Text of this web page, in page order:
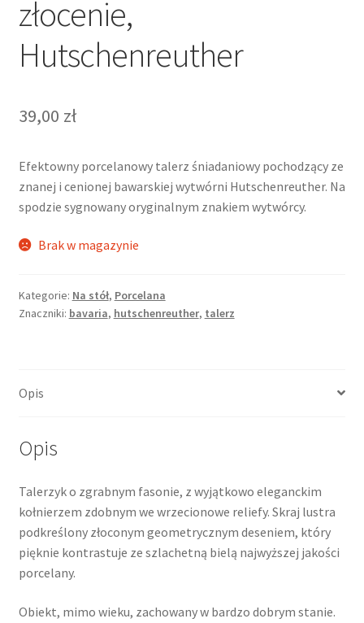
złocenie,
Hutschenreuther
39,00 zł
Efektowny porcelanowy talerz śniadaniowy pochodzący ze
znanej i cenionej bawarskiej wytwórni Hutschenreuther. Na
spodzie sygnowany oryginalnym znakiem wytwórcy.
Brak w magazynie
Kategorie: Na stół, Porcelana
Znaczniki: bavaria, hutschenreuther, talerz
Opis
Opis
Talerzyk o zgrabnym fasonie, z wyjątkowo eleganckim
kołnierzem zdobnym we wrzecionowe reliefy. Skraj lustra
podkreślony złoconym geometrycznym deseniem, który
pięknie kontrastuje ze szlachetną bielą najwyższej jakości
porcelany.
Obiekt, mimo wieku, zachowany w bardzo dobrym stanie.